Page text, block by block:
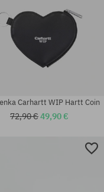
Carhartt WIP Hartt Coin
72,90 €49,90 €